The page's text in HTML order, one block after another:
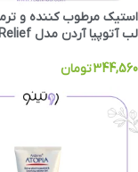
استیک مرطوب کننده و
لب آتوپیا آردن مدل Dry Relief
344,560تومان